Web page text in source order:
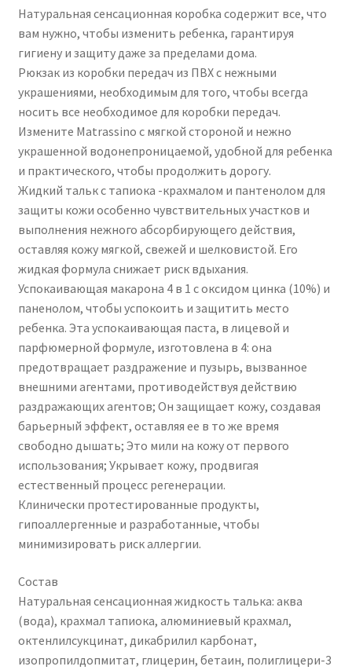
Натуральная сенсационная коробка содержит все, что
вам нужно, чтобы изменить ребенка, гарантируя
гигиену и защиту даже за пределами дома.
Рюкзак из коробки передач из ПВХ с нежными
украшениями, необходимым для того, чтобы всегда
носить все необходимое для коробки передач.
Измените Matrassino с мягкой стороной и нежно
украшенной водонепроницаемой, удобной для ребенка
и практического, чтобы продолжить дорогу.
Жидкий тальк с тапиока -крахмалом и пантенолом для
защиты кожи особенно чувствительных участков и
выполнения нежного абсорбирующего действия,
оставляя кожу мягкой, свежей и шелковистой. Его
жидкая формула снижает риск вдыхания.
Успокаивающая макарона 4 в 1 с оксидом цинка (10%) и
паненолом, чтобы успокоить и защитить место
ребенка. Эта успокаивающая паста, в лицевой и
парфюмерной формуле, изготовлена ​​в 4: она
предотвращает раздражение и пузырь, вызванное
внешними агентами, противодействуя действию
раздражающих агентов; Он защищает кожу, создавая
барьерный эффект, оставляя ее в то же время
свободно дышать; Это мили на кожу от первого
использования; Укрывает кожу, продвигая
естественный процесс регенерации.
Клинически протестированные продукты,
гипоаллергенные и разработанные, чтобы
минимизировать риск аллергии.
Состав
Натуральная сенсационная жидкость талька: аква
(вода), крахмал тапиока, алюминиевый крахмал,
октенлилсукцинат, дикабрилил карбонат,
изопропилдопмитат, глицерин, бетаин, полиглицери-3